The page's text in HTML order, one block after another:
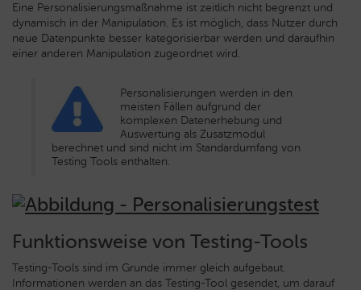
Eine Personalisierungsmaßnahme ist zeitlich nicht begrenzt und
dynamisch in der Manipulation. Es ist möglich, dass Nutzer durch
neue Datenpunkte besser kategorisierbar werden und daraufhin
einer anderen Manipulation zugeordnet wird.
Personalisierungen werden in den
meisten Fällen aufgrund der
komplexen Datenerhebung und
Auswertung als Zusatzmodul
berechnet und sind nicht im Standardumfang von
Testing Tools enthalten.
Funktionsweise von Testing-Tools
Testing-Tools sind im Grunde immer gleich aufgebaut.
Informationen werden an das Testing-Tool gesendet, um darauf